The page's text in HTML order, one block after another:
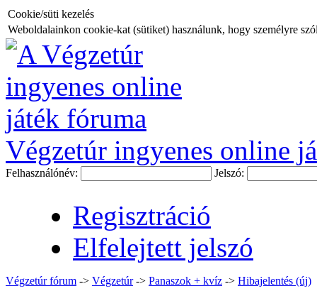
Cookie/süti kezelés
Weboldalainkon cookie-kat (sütiket) használunk, hogy személyre
Végzetúr ingyenes online
Felhasználónév: Jelszó:
Regisztráció
Elfelejtett jelszó
Végzetúr fórum -> Végzetúr-> Panaszok + kvíz -> Hibajelentés (új)